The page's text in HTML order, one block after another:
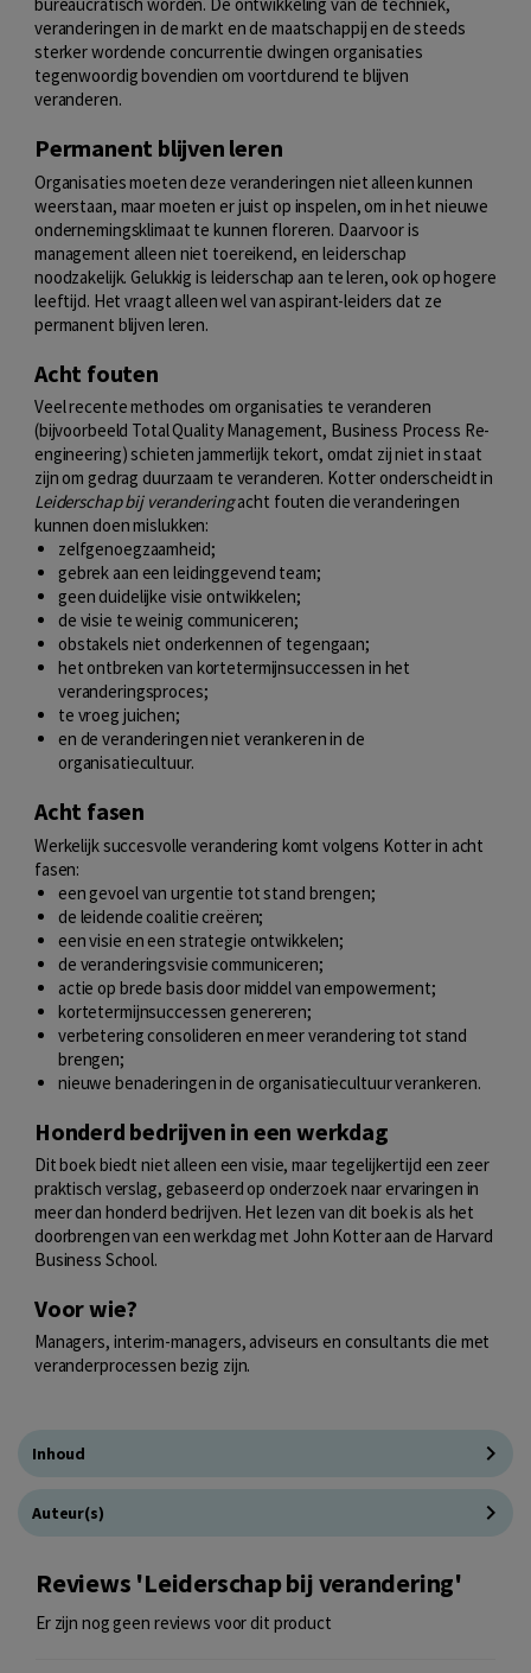
bureaucratisch worden. De ontwikkeling van de techniek,
veranderingen in de markt en de maatschappij en de steeds
sterker wordende concurrentie dwingen organisaties
tegenwoordig bovendien om voortdurend te blijven
veranderen.
Permanent blijven leren
Organisaties moeten deze veranderingen niet alleen kunnen
weerstaan, maar moeten er juist op inspelen, om in het nieuwe
ondernemingsklimaat te kunnen floreren. Daarvoor is
management alleen niet toereikend, en leiderschap
noodzakelijk. Gelukkig is leiderschap aan te leren, ook op hogere
leeftijd. Het vraagt alleen wel van aspirant-leiders dat ze
permanent blijven leren.
Acht fouten
Veel recente methodes om organisaties te veranderen
(bijvoorbeeld Total Quality Management, Business Process Re-
engineering) schieten jammerlijk tekort, omdat zij niet in staat
zijn om gedrag duurzaam te veranderen. Kotter onderscheidt in
Leiderschap bij veranderingacht fouten die veranderingen
kunnen doen mislukken:
zelfgenoegzaamheid;
gebrek aan een leidinggevend team;
geen duidelijke visie ontwikkelen;
de visie te weinig communiceren;
obstakels niet onderkennen of tegengaan;
het ontbreken van kortetermijnsuccessen in het
veranderingsproces;
te vroeg juichen;
en de veranderingen niet verankeren in de
organisatiecultuur.
Acht fasen
Werkelijk succesvolle verandering komt volgens Kotter in acht
fasen:
een gevoel van urgentie tot stand brengen;
de leidende coalitie creëren;
een visie en een strategie ontwikkelen;
de veranderingsvisie communiceren;
actie op brede basis door middel van empowerment;
kortetermijnsuccessen genereren;
verbetering consolideren en meer verandering tot stand
brengen;
nieuwe benaderingen in de organisatiecultuur verankeren.
Honderd bedrijven in een werkdag
Dit boek biedt niet alleen een visie, maar tegelijkertijd een zeer
praktisch verslag, gebaseerd op onderzoek naar ervaringen in
meer dan honderd bedrijven. Het lezen van dit boek is als het
doorbrengen van een werkdag met John Kotter aan de Harvard
Business School.
Voor wie?
Managers, interim-managers, adviseurs en consultants die met
veranderprocessen bezig zijn.
Inhoud
Auteur(s)
Reviews 'Leiderschap bij verandering'
Er zijn nog geen reviews voor dit product